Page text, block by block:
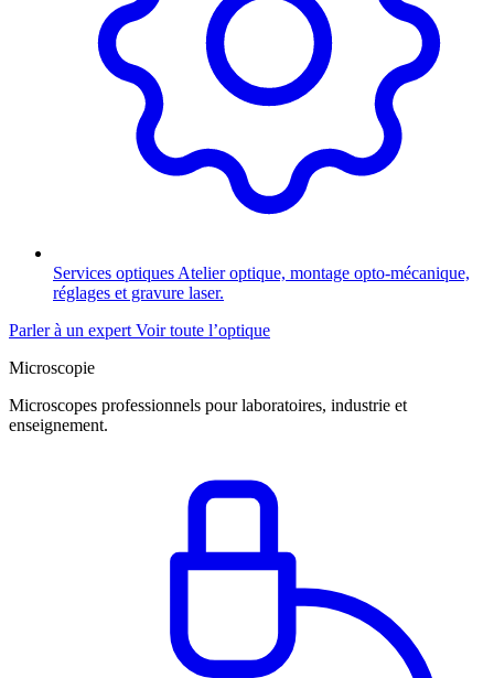
Services optiques Atelier optique, montage opto-mécanique,
réglages et gravure laser.
Parler à un expert Voir toute l’optique
Microscopie
Microscopes professionnels pour laboratoires, industrie et
enseignement.